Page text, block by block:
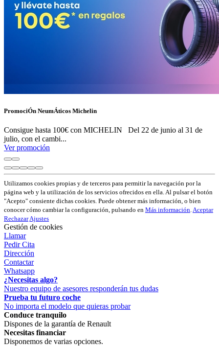
PromociÓn NeumÁticos Michelin
Consigue hasta 100€ con MICHELIN Del 22 de junio al 31 de
julio, con el cambi...
Ver promoción
Utilizamos cookies propias y de terceros para permitir la navegación por la
página web y la utilización de los servicios ofrecidos en ella. Al pulsar el botón
"Acepto" consiente dichas cookies. Puede obtener más información, o bien
conocer cómo cambiar la configuración, pulsando en Más información Aceptar
Rechazar Ajustes
Gestión de cookies
Llamar
Pedir Cita
Dirección
Contactar
Whatsapp
¿Necesitas algo?
Nuestro equipo de asesores responderán tus dudas
Prueba tu futuro coche
No importa el modelo que quieras probar
Conduce tranquilo
Dispones de la garantía de Renault
Necesitas financiar
Disponemos de varias opciones.